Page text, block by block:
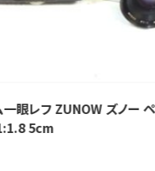
一眼レフ ZUNOW ズノー
5cm